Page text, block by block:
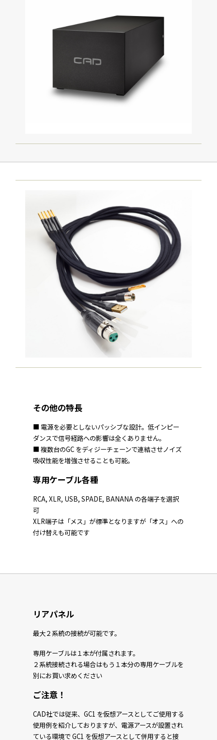
その他の特長
■ 電源を必要としないパッシブな設計。低インピー
ダンスで信号経路への影響は全くありません。
■ 複数台のGC をディジーチェーンで連結させノイズ
吸収性能を増強させることも可能。
専用ケーブル各種
RCA, XLR, USB, SPADE, BANANA の各端子を選択
可
XLR端子は「メス」が標準となりますが「オス」への
付け替えも可能です
リアパネル
最大２系統の接続が可能です。
専用ケーブルは１本が付属されます。
２系統接続される場合はもう１本分の専用ケーブルを
別にお買い求めください
ご注意！
CAD社では従来、GC1 を仮想アースとしてご使用する
使用例を紹介しておりますが、電源アースが設置され
ている環境で GC1 を仮想アースとして併用すると接